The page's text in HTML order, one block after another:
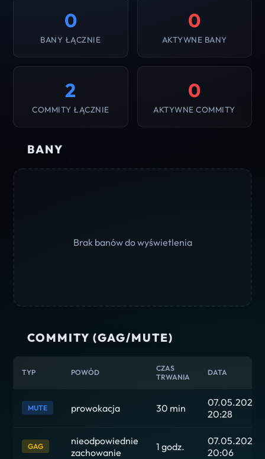
0
BANY ŁĄCZNIE
0
AKTYWNE BANY
2
COMMITY ŁĄCZNIE
0
AKTYWNE COMMITY
BANY
Brak banów do wyświetlenia
COMMITY (GAG/MUTE)
TYP POWÓD
CZAS
TRWANIA
DATA
MUTE prowokacja 30 min
07.05.2026
20:28
GAG
nieodpowiednie
zachowanie
1 godz.
07.05.2026
20:06